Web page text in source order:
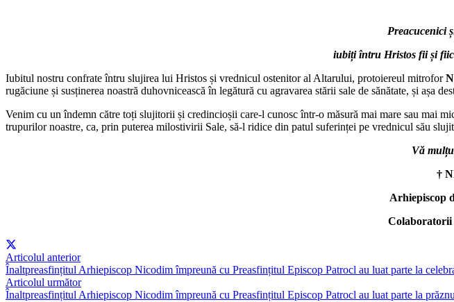
Preacucenici
iubiți întru Hristos fii și
Iubitul nostru confrate întru slujirea lui Hristos și vrednicul ostenitor al Altarului, protoiereul mitrofor
rugăciune și susținerea noastră duhovnicească în legătură cu agravarea stării sale de sănătate, și așa
Venim cu un îndemn către toți slujitorii și credincioșii care-l cunosc într-o măsură mai mare sau mai
trupurilor noastre, ca, prin puterea milostivirii Sale, să-l ridice din patul suferinței pe vrednicul său
Vă
†
Arhiepiscop
Articolul anterior
Înaltpreasfințitul Arhiepiscop Nicodim împreună cu Preasfințitul Episcop Patrocl au luat parte la
Articolul următor
Înaltpreasfințitul Arhiepiscop Nicodim împreună cu Preasfințitul Episcop Patrocl au luat parte la